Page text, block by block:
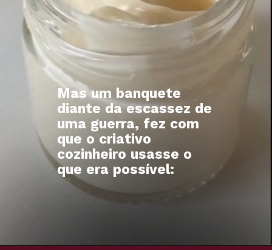
Mas um banquete
diante da escassez de
uma guerra, fez com
que o criativo
cozinheiro usasse o
que era possível: